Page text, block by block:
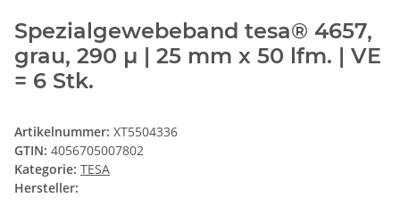
Spezialgewebeband tesa® 4657,
grau, 290 µ | 25 mm x 50 lfm. | VE
= 6 Stk.
Artikelnummer: XT5504336
GTIN: 4056705007802
Kategorie: TESA
Hersteller: